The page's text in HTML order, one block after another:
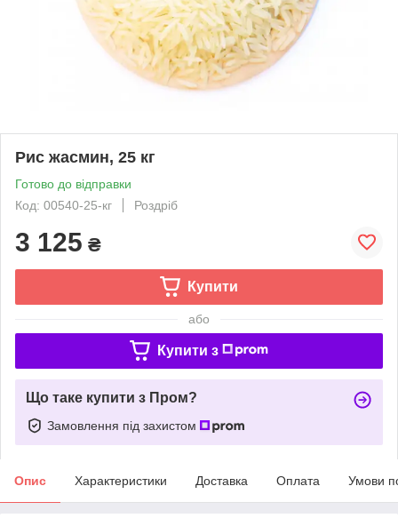
Рис жасмин, 25 кг
Готово до відправки
Код: 00540-25-кг
Роздріб
3 125 ₴
Купити
або
Купити з
Що таке купити з Пром?
Замовлення під захистом
Опис Характеристики Доставка Оплата Умови